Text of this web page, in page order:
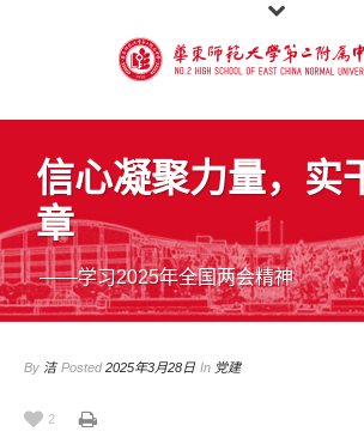
信心凝聚力量，实
章
——学习2025年全国两会精神
By 洁 Posted2025年3月28日 In 党建
2